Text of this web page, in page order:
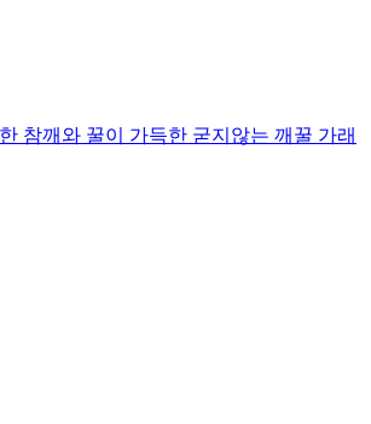
참깨와 꿀이 가득한 굳지않는 깨꿀 가래